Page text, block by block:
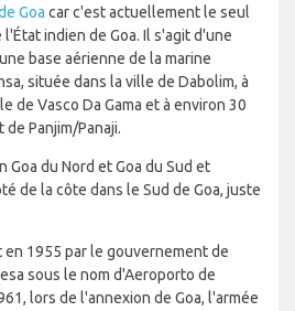
Goa car c'est actuellement le seul
indien de Goa. Il s'agit d'une
base aérienne de la marine
située dans la ville de Dabolim, à
de Vasco Da Gama et à environ 30
de Panjim/Panaji.
Goa du Nord et Goa du Sud et
de la côte dans le Sud de Goa, juste
1955 par le gouvernement de
sous le nom d'Aeroporto de
lors de l'annexion de Goa, l'armée